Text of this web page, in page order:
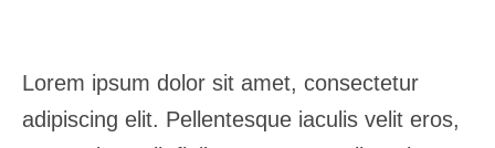
Lorem ipsum dolor sit amet, consectetur
adipiscing elit. Pellentesque iaculis velit eros,